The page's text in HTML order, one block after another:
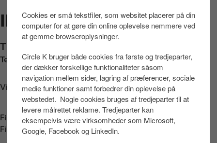
Cookies er små tekstfiler, som websitet placerer på din
computer for at gøre din online oplevelse nemmere ved
at gemme browseroplysninger.
Circle K bruger både cookies fra første og tredjeparter,
der dækker forskellige funktionaliteter såsom
navigation mellem sider, lagring af præferencer, sociale
medie funktioner samt forbedrer din oplevelse på
webstedet. Nogle cookies bruges af tredjeparter til at
levere målrettet reklame. Tredjeparter kan
eksempelvis være virksomheder som Microsoft,
Google, Facebook og LinkedIn.
v
e
d
n
h
d
INGO HARBOØRE
Thyborønvej 68
Telefon: +4580208088
Vis vej
Find os på:App Store
Find os på:Google Play